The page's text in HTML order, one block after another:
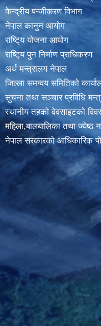
केन्द्रीय पन्जीकरण विभाग
नेपाल कानुन आयाेग
राष्टि्य याेजना आयाेग
राष्टि्य पुन निर्माण प्राधिकरण
अर्थ मन्त्रालय नेपाल
जिल्ला समन्वय समितिको
सुचना तथा सञ्चार प्रविधि
स्थानीय तहकाे वेवसाइटकाे
महिला,बालबालिका तथा ज्येष्ठ
नेपाल सरकारको आधिकारिक